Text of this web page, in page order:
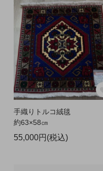
手織りトルコ絨毯
約63×58㎝
55,000円(税込)